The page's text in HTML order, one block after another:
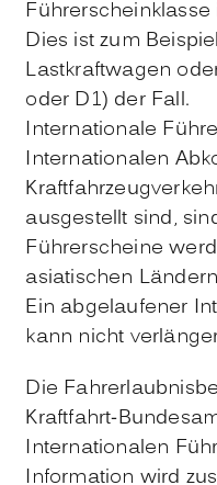
Dies ist zum
Lastkraftwagen
oder D1) der Fall.
Internationale
Internationalen
ausgestellt sind,
Führerscheine
asiatischen
Ein abgelaufener
kann nicht
Die
Kraftfahrt-
Internationalen
Information wird